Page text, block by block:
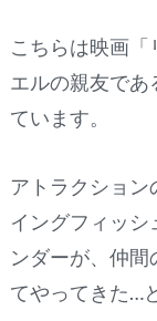
こちらは映画「
エルの親友で
ています。
アトラクション
イングフィッシ
ンダーが、仲
てやってきた…